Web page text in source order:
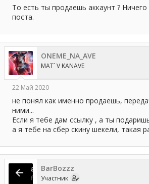
То есть ты продаешь аккаунт ?
поста.
ONEME_NA_AVE
MAT` V KANAVE
22 Май 2020
не понял как именно продаешь,
ними...
Если я тебе дам ссылку , а ты
а я тебе на сбер скину шекели, такая
BarBozzz
Участник